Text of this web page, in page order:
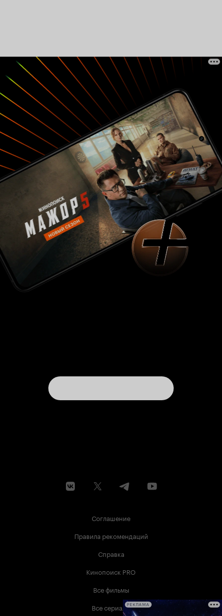
Соглашение
Правила рекомендаций
Справка
Кинопоиск PRO
Все фильмы
Все сериалыРЕКЛАМА